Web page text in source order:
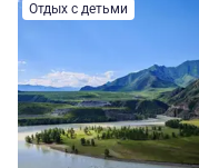
Отдых с детьми